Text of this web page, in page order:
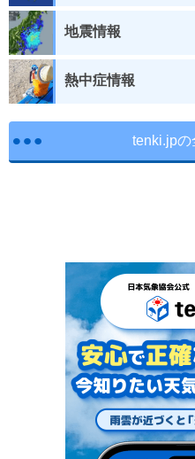
地震情報
熱中症情報
tenki.jpの